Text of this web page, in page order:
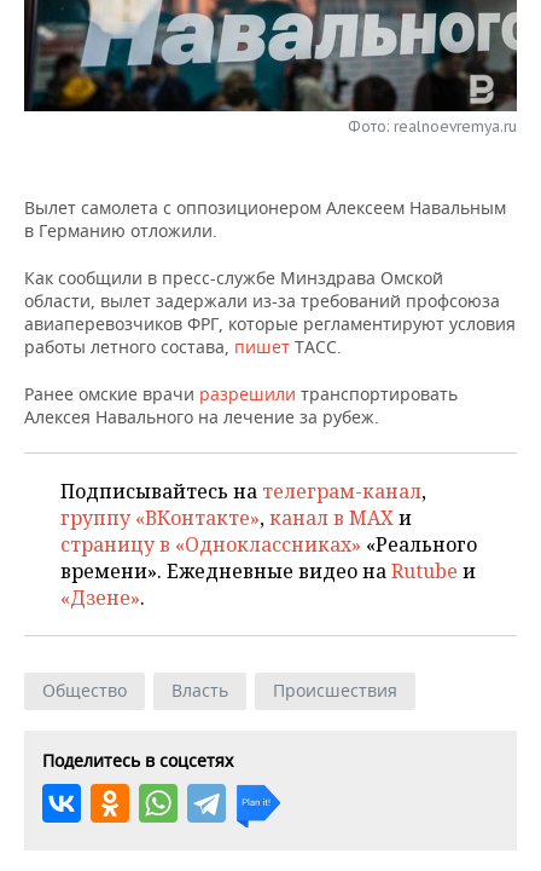
НЕФТЕХИМИЯ
НЕФТЬ
ОПК
РОЗНИЧНАЯ ТОРГОВЛЯ
ТРАНСПОРТ
НОВОСТИ ТЕХНОЛОГИЙ
IT
ТЕЛЕКОММУНИКАЦИИ
МЕРОПРИЯТИЯ
НОВОСТИ МЕРОПРИЯТИЙ
БИЗНЕС-БРАНЧИ
ONLINE-КОНФЕРЕНЦИИ
ОТКРЫТАЯ ЛЕКЦИЯ
СПОРТ
ФУТБОЛ
ХОККЕЙ
БАСКЕТБОЛ
ФИГУРНОЕ КАТАНИЕ
ВОДНЫЕ ВИДЫ СПОРТА
ХОККЕЙ С МЯЧОМ
НОВОСТИ ОБЩЕСТВА
ВЛАСТЬ
ИНФРАСТРУКТУРА
МЕДИЦИНА
ОБРАЗОВАНИЕ
ПРОИСШЕСТВИЯ
ФОТОГАЛЕРЕЯ
СЮЖЕТЫ
СПРАВОЧНИК
Фото: realnoevremya.ru
Вылет самолета с оппозиционером Алексеем Навальным
в Германию отложили.
Как сообщили в пресс-службе Минздрава Омской
области, вылет задержали из-за требований профсоюза
авиаперевозчиков ФРГ, которые регламентируют условия
работы летного состава, пишет ТАСС.
Ранее омские врачи разрешили транспортировать
Алексея Навального на лечение за рубеж.
Подписывайтесь на телеграм-канал,
группу «ВКонтакте»,канал в MAXи
страницу в «Одноклассниках» «Реального
времени». Ежедневные видео наRutube и
«Дзене».
Общество Власть Происшествия
Поделитесь в соцсетях